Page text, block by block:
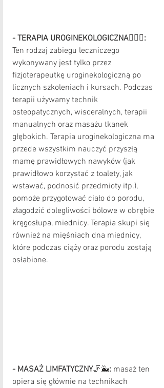
- TERAPIA UROGINEKOLOGICZNA👩🏼‍⚕️:
Ten rodzaj zabiegu leczniczego
wykonywany jest tylko przez
fizjoterapeutkę uroginekologiczną po
licznych szkoleniach i kursach. Podczas
terapii używamy technik
osteopatycznych, wisceralnych, terapii
manualnych oraz masażu tkanek
głębokich. Terapia uroginekologiczna ma
przede wszystkim nauczyć przyszłą
mamę prawidłowych nawyków (jak
prawidłowo korzystać z toalety, jak
wstawać, podnosić przedmioty itp.),
pomoże przygotować ciało do porodu,
złagodzić dolegliwości bólowe w obrębie
kręgosłupa, miednicy. Terapia skupi się
również na mięśniach dna miednicy,
które podczas ciąży oraz porodu zostają
osłabione.
- MASAŻ LIMFATYCZNY🦵🐳: masaż ten
opiera się głównie na technikach